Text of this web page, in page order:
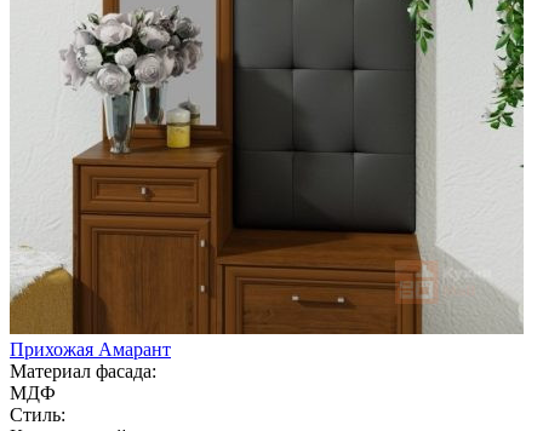
Прихожая Амарант
Материал фасада:
МДФ
Стиль: